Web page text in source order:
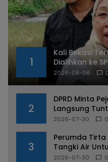
1
Kali Bekasi
Dialihkan ke
2026-08-06
2
DPRD Minta
Langsung
Kesehatan
2026-07-30 0
3
Perumda
Tangki Air
Kekeringan di
2026-07-30 0